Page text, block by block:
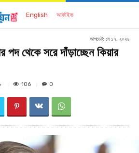
English আর্কাইভ
আপডেট: মে ১৭, ২০২৬
পদ থেকে সরে দাঁড়াচ্ছেন কিয়ার
106 0